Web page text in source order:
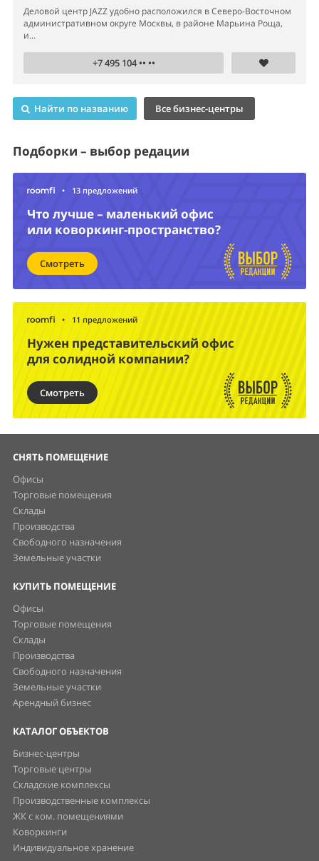
Деловой центр JAZZ удобно расположился в Северо-Восточном
административном округе Москвы, в районе Марьина Роща,
и...
+7 495 104 •• ••
Найти по названию Все бизнес-центры
Подборки – выбор редации
• 13 предложений
Что лучше – маленький офис
или коворкинг-пространство?
Смотреть
• 11 предложений
Нужен представительский офис
для солидной компании?
Смотреть
СНЯТЬ ПОМЕЩЕНИЕ
Офисы
Торговые помещения
Склады
Производства
Свободного назначения
Земельные участки
КУПИТЬ ПОМЕЩЕНИЕ
Офисы
Торговые помещения
Склады
Производства
Свободного назначения
Земельные участки
Арендный бизнес
КАТАЛОГ ОБЪЕКТОВ
Бизнес-центры
Торговые центры
Складские комплексы
Производственные комплексы
ЖК с ком. помещениями
Коворкинги
Индивидуальное хранение